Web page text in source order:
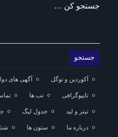
جستجو کن …
آکوردین و توگل آگهی های
تایپوگرافی تب ها
تیتر و لید جدول لیگ
درباره ما ستون ها